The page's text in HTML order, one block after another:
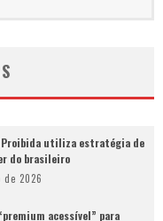
utiliza estratégia de
do brasileiro
2026
acessível” para